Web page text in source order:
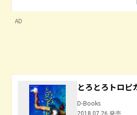
AD
とろとろトロ
D-Books
2018.07.26 発売